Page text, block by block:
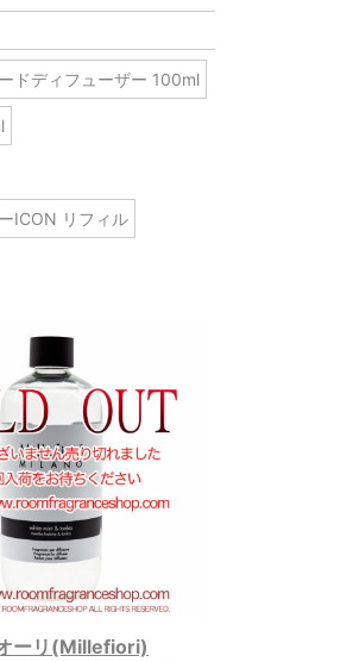
ドディフューザー 100ml
ICON リフィル
ーリ(Millefiori)